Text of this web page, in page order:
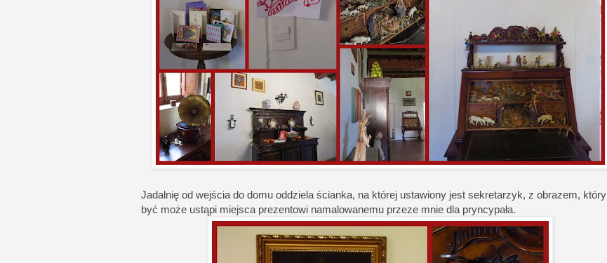
Jadalnię od wejścia do domu oddziela ścianka, na której ustawiony jest sekretarzyk, z obrazem, który
być może ustąpi miejsca prezentowi namalowanemu przeze mnie dla pryncypała.